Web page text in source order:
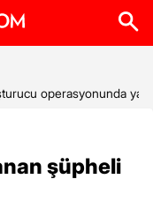
operasyonunda
şüpheli